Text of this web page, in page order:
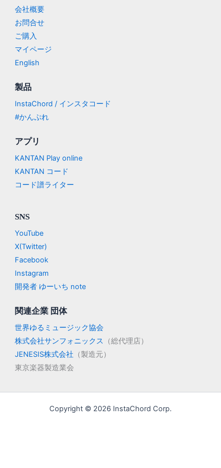
会社概要
お問合せ
ご購入
マイページ
English
製品
InstaChord / インスタコード
#かんぷれ
アプリ
KANTAN Play online
KANTAN コード
コード譜ライター
SNS
YouTube
X(Twitter)
Facebook
Instagram
開発者 ゆーいち note
関連企業 団体
世界ゆるミュージック協会
株式会社サンフォニックス
（総代理店）
JENESIS株式会社 （製造元）
東京楽器製造業会
Copyright © 2026 InstaChord Corp.